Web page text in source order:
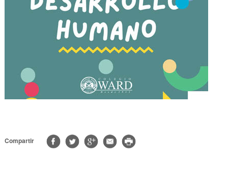
Compartir